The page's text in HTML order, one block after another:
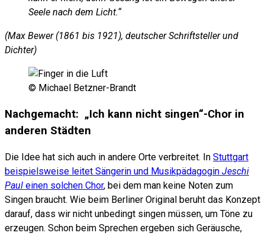
Seele nach dem Licht.“
(Max Bewer (1861 bis 1921), deutscher Schriftsteller und
Dichter)
© Michael Betzner-Brandt
Nachgemacht: „Ich kann nicht singen“-Chor in
anderen Städten
Die Idee hat sich auch in andere Orte verbreitet. In Stuttgart
beispielsweise leitet Sängerin und Musikpädagogin Jeschi
Paul einen solchen Chor, bei dem man keine Noten zum
Singen braucht. Wie beim Berliner Original beruht das Konzept
darauf, dass wir nicht unbedingt singen müssen, um Töne zu
erzeugen. Schon beim Sprechen ergeben sich Geräusche,